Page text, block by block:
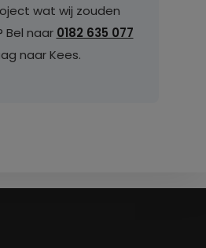
wat wij zouden
Bel naar 0182 635 077
naar Kees.